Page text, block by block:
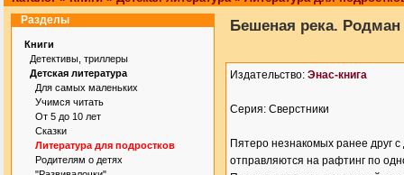
Разделы
Книги
Детективы, триллеры
Детская литература
Для самых маленьких
Учимся читать
От 5 до 10 лет
Сказки
Литература для подростков
Родителям о детях
Бешеная река.
Издательство: Энас-книга
Серия: Сверстники
Пятеро незнакомых ранее друг
отправляются на рафтинг по